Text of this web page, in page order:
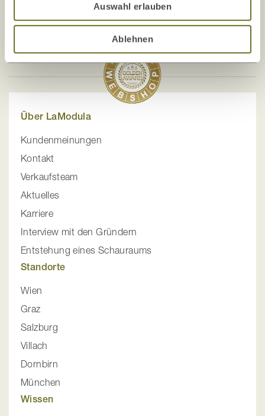
Auswahl erlauben
Ablehnen
Über LaModula
Kundenmeinungen
Kontakt
Verkaufsteam
Aktuelles
Karriere
Interview mit den Gründern
Entstehung eines Schauraums
Standorte
Wien
Graz
Salzburg
Villach
Dornbirn
München
Wissen